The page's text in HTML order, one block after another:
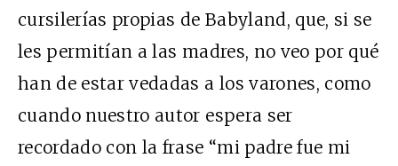
cursilerías propias de Babyland, que, si se
les permitían a las madres, no veo por qué
han de estar vedadas a los varones, como
cuando nuestro autor espera ser
recordado con la frase “mi padre fue mi